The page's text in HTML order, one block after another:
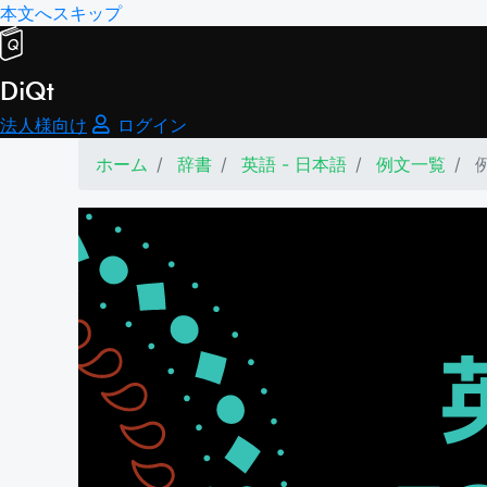
本文へスキップ
DiQt
法人様向け
ログイン
ホーム
辞書 英語 - 日本語 例文一覧